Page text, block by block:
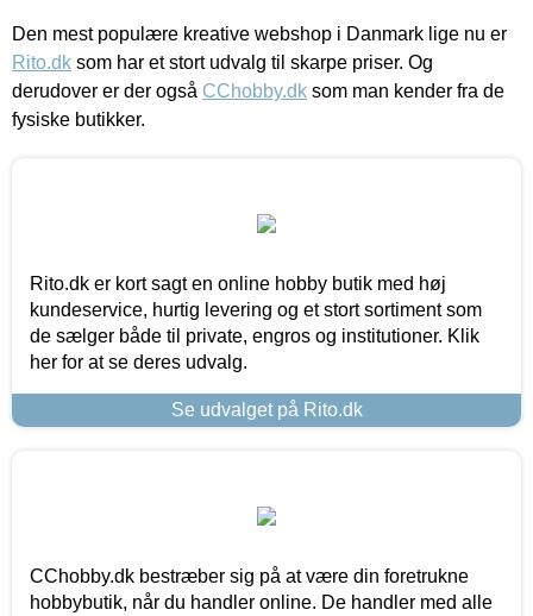
Den mest populære kreative webshop i Danmark lige nu er
Rito.dk som har et stort udvalg til skarpe priser. Og
derudover er der også CChobby.dk som man kender fra de
fysiske butikker.
Rito.dk er kort sagt en online hobby butik med høj
kundeservice, hurtig levering og et stort sortiment som
de sælger både til private, engros og institutioner. Klik
her for at se deres udvalg.
Se udvalget på Rito.dk
CChobby.dk bestræber sig på at være din foretrukne
hobbybutik, når du handler online. De handler med alle